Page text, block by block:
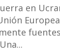
en